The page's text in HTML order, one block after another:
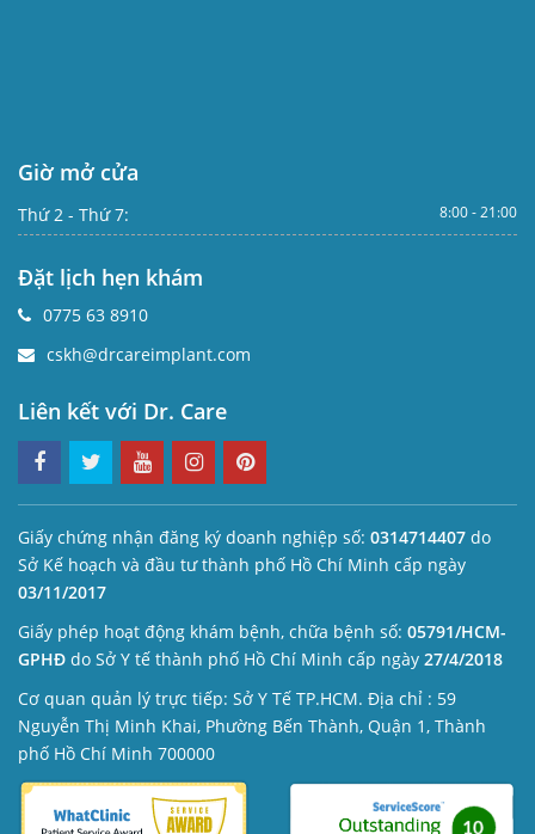
Giờ mở cửa
Thứ 2 - Thứ 7: 8:00 - 21:00
Đặt lịch hẹn khám
0775 63 8910
cskh@drcareimplant.com
Liên kết với Dr. Care
Giấy chứng nhận đăng ký doanh nghiệp số: 0314714407 do
Sở Kế hoạch và đầu tư thành phố Hồ Chí Minh cấp ngày
03/11/2017
Giấy phép hoạt động khám bệnh, chữa bệnh số: 05791/HCM-
GPHĐ do Sở Y tế thành phố Hồ Chí Minh cấp ngày 27/4/2018
Cơ quan quản lý trực tiếp: Sở Y Tế TP.HCM. Địa chỉ : 59
Nguyễn Thị Minh Khai, Phường Bến Thành, Quận 1, Thành
phố Hồ Chí Minh 700000